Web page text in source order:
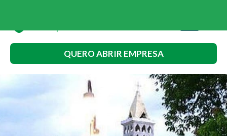
QUERO ABRIR EMPRESA